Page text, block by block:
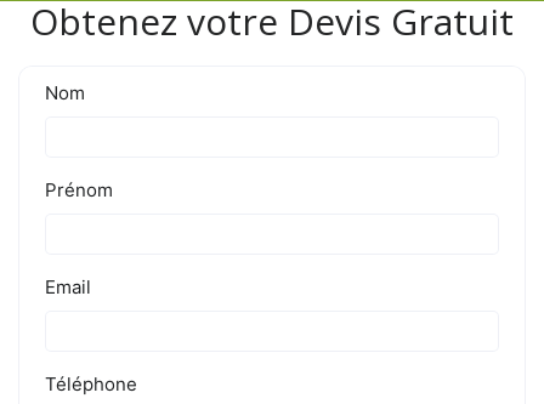
Obtenez votre Devis Gratuit